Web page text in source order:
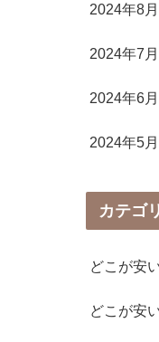
2024年8月
2024年7月
2024年6月
2024年5月
カテゴ
どこが安
どこが安